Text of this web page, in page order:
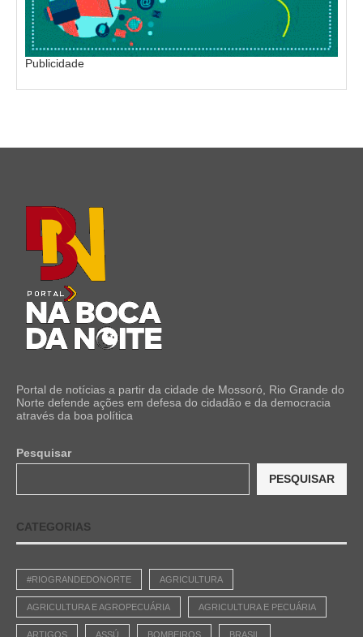
Publicidade
Portal de notícias a partir da cidade de Mossoró, Rio Grande do
Norte defende ações em defesa do cidadão e da democracia
através da boa política
Pesquisar
PESQUISAR
CATEGORIAS
#RIOGRANDEDONORTE AGRICULTURA
AGRICULTURA E AGROPECUÁRIA AGRICULTURA E PECUÁRIA
ARTIGOS ASSÚ BOMBEIROS BRASIL